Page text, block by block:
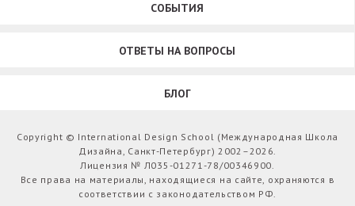
СОБЫТИЯ
ОТВЕТЫ НА ВОПРОСЫ
БЛОГ
Copyright © International Design School (Международная Школа
Дизайна, Санкт-Петербург) 2002–2026.
Лицензия № Л035-01271-78/00346900.
Все права на материалы, находящиеся на сайте, охраняются в
соответствии с законодательством РФ.